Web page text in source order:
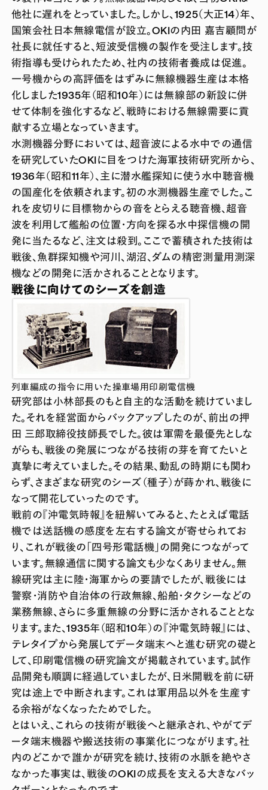
他社に遅れをとっていました。しかし、1925（大正14）年、
国策会社日本無線電信が設立。OKIの内田 嘉吉顧問が
社長に就任すると、短波受信機の製作を受注します。技
術指導も受けられたため、社内の技術者養成は促進。
一号機からの高評価をはずみに無線機器生産は本格
化しました1935年（昭和10年）には無線部の新設に併
せて体制を強化するなど、戦時における無線需要に貢
献する立場となっていきます。
水測機器分野においては、超音波による水中での通信
を研究していたOKIに目をつけた海軍技術研究所から、
1936年（昭和11年）、主に潜水艦探知に使う水中聴音機
の国産化を依頼されます。初の水測機器生産でした。こ
れを皮切りに目標物からの音をとらえる聴音機、超音
波を利用して艦船の位置・方向を探る水中探信機の開
発に当たるなど、注文は殺到。ここで蓄積された技術は
戦後、魚群探知機や河川、湖沼、ダムの精密測量用測深
機などの開発に活かされることとなります。
戦後に向けてのシーズを創造
列車編成の指令に用いた操車場用印刷電信機
研究部は小林部長のもと自主的な活動を続けていまし
た。それを経営面からバックアップしたのが、前出の押
田 三郎取締役技師長でした。彼は軍需を最優先としな
がらも、戦後の発展につながる技術の芽を育てたいと
真摯に考えていました。その結果、動乱の時期にも関わ
らず、さまざまな研究のシーズ（種子）が蒔かれ、戦後に
なって開花していったのです。
戦前の『沖電気時報』を紐解いてみると、たとえば電話
機では送話機の感度を左右する論文が寄せられてお
り、これが戦後の「四号形電話機」の開発につながって
います。無線通信に関する論文も少なくありません。無
線研究は主に陸・海軍からの要請でしたが、戦後には
警察・消防や自治体の行政無線、船舶・タクシーなどの
業務無線、さらに多重無線の分野に活かされることとな
ります。また、1935年（昭和10年）の『沖電気時報』には、
テレタイプから発展してデータ端末へと進む研究の礎と
して、印刷電信機の研究論文が掲載されています。試作
品開発も順調に経過していましたが、日米開戦を前に研
究は途上で中断されます。これは軍用品以外を生産す
る余裕がなくなったためでした。
とはいえ、これらの技術が戦後へと継承され、やがてデ
ータ端末機器や搬送技術の事業化につながります。社
内のどこかで誰かが研究を続け、技術の水脈を絶やさ
なかった事実は、戦後のOKIの成長を支える大きなバッ